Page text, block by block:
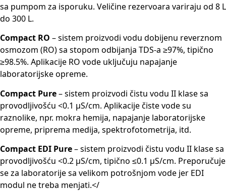
sa pumpom za isporuku. Veličine rezervoara variraju od 8 L
do 300 L.
Compact RO – sistem proizvodi vodu dobijenu reverznom
osmozom (RO) sa stopom odbijanja TDS-a ≥97%, tipično
≥98.5%. Aplikacije RO vode uključuju napajanje
laboratorijske opreme.
Compact Pure– sistem proizvodi čistu vodu II klase sa
provodljivošću <0.1 μS/cm. Aplikacije čiste vode su
raznolike, npr. mokra hemija, napajanje laboratorijske
opreme, priprema medija, spektrofotometrija, itd.
Compact EDI Pure– sistem proizvodi čistu vodu II klase sa
provodljivošću <0.2 μS/cm, tipično ≤0.1 μS/cm. Preporučuje
se za laboratorije sa velikom potrošnjom vode jer EDI
modul ne treba menjati.</